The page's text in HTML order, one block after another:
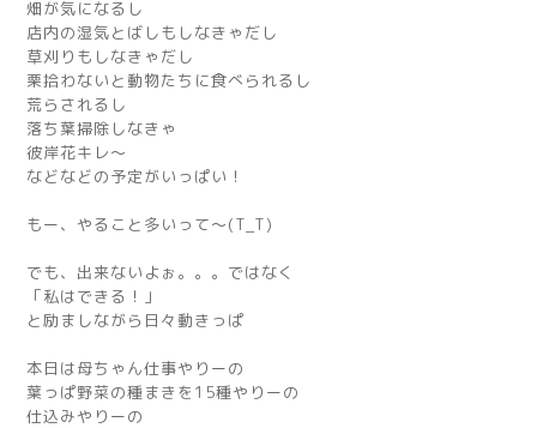
畑が気になるし
店内の湿気とばしもしなきゃだし
草刈りもしなきゃだし
栗拾わないと動物たちに食べられるし
荒らされるし
落ち葉掃除しなきゃ
彼岸花キレ〜
などなどの予定がいっぱい！
もー、やること多いって〜(T_T)
でも、出来ないよぉ。。。ではなく
「私はできる！」
と励ましながら日々動きっぱ
本日は母ちゃん仕事やりーの
葉っぱ野菜の種まきを15種やりーの
仕込みやりーの